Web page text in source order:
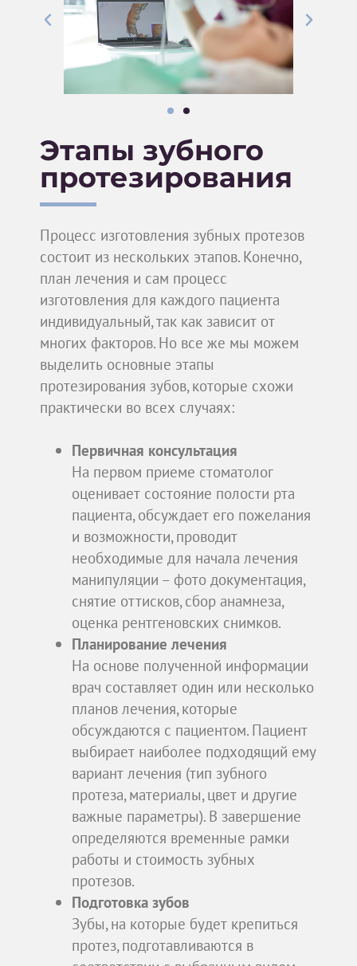
Этапы зубного
протезирования
Процесс изготовления зубных протезов
состоит из нескольких этапов. Конечно,
план лечения и сам процесс
изготовления для каждого пациента
индивидуальный, так как зависит от
многих факторов. Но все же мы можем
выделить основные этапы
протезирования зубов, которые схожи
практически во всех случаях:
Первичная консультация
На первом приеме стоматолог
оценивает состояние полости рта
пациента, обсуждает его пожелания
и возможности, проводит
необходимые для начала лечения
манипуляции – фото документация,
снятие оттисков, сбор анамнеза,
оценка рентгеновских снимков.
Планирование лечения
На основе полученной информации
врач составляет один или несколько
планов лечения, которые
обсуждаются с пациентом. Пациент
выбирает наиболее подходящий ему
вариант лечения (тип зубного
протеза, материалы, цвет и другие
важные параметры). В завершение
определяются временные рамки
работы и стоимость зубных
протезов.
Подготовка зубов
Зубы, на которые будет крепиться
протез, подготавливаются в